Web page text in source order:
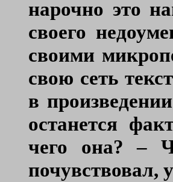
нарочно это
своего
своими
свою сеть
в
останется
чего она? –
почувствовал,